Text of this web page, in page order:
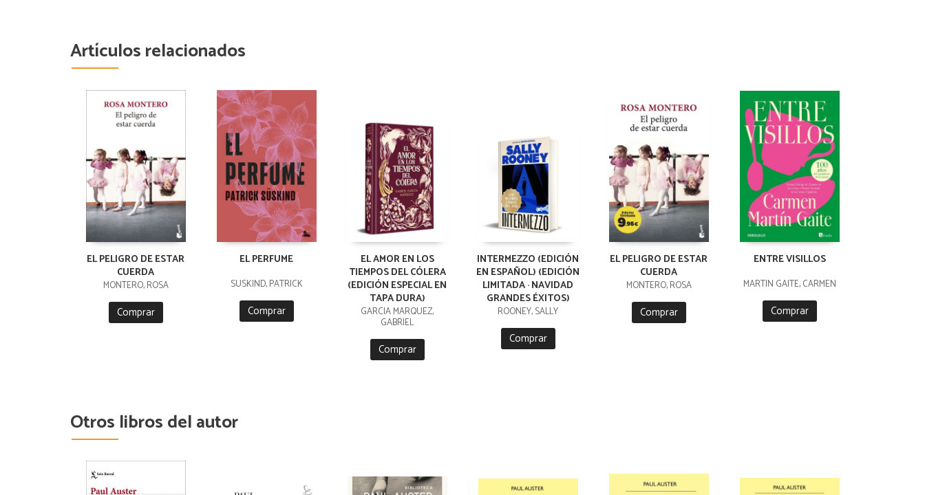
Artículos relacionados
EL PELIGRO DE ESTAR
CUERDA
MONTERO, ROSA
Comprar
EL PERFUME
SÜSKIND, PATRICK
Comprar
EL AMOR EN LOS
TIEMPOS DEL CÓLERA
(EDICIÓN ESPECIAL EN
TAPA DURA)
GARCÍA MÁRQUEZ,
GABRIEL
Comprar
INTERMEZZO (EDICIÓN
EN ESPAÑOL) (EDICIÓN
LIMITADA · NAVIDAD
GRANDES ÉXITOS)
ROONEY, SALLY
Comprar
EL PELIGRO DE ESTAR
CUERDA
MONTERO, ROSA
Comprar
ENTRE VISILLOS
MARTÍN GAITE, CARMEN
Comprar
Otros libros del autor